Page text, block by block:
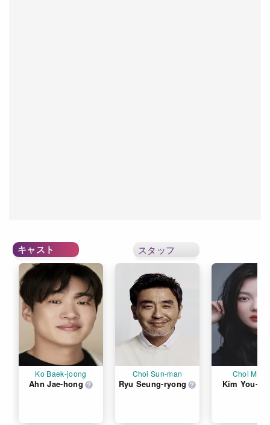
スタッフ
キャスト
Ko Baek-joong
Ahn Jae-hong
Choi Sun-man
Ryu Seung-ryong
Choi Min-
Kim You-